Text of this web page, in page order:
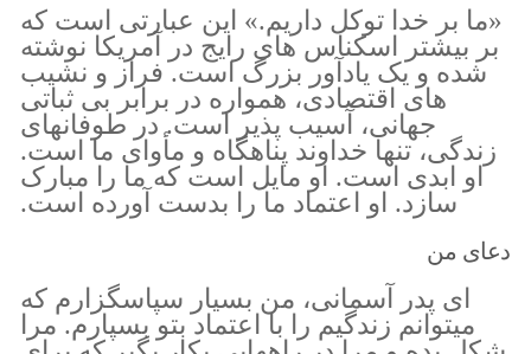
«ما بر خدا توکل داریم.» این عبارتی است که
بر بیشتر اسکناس های رایج در آمریکا نوشته
شده و یک یادآور بزرگ است. فراز و نشیب
های اقتصادی، همواره در برابر بی ثباتی
جهانی، آسیب پذیر است. در طوفانهای
زندگی، تنها خداوند پناهگاه و مأوای ما است.
او ابدی است. او مایل است که ما را مبارک
سازد. او اعتماد ما را بدست آورده است.
دعای من
ای پدر آسمانی، من بسیار سپاسگزارم که
میتوانم زندگیم را با اعتماد بتو بسپارم. مرا